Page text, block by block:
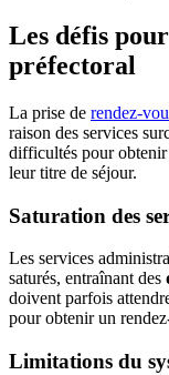
Les défis
préfectoral
La prise de rendez-
raison des services
difficultés pour
leur titre de séjour.
Saturation des
Les services
saturés, entraînant des
doivent parfois
pour obtenir un
Limitations du